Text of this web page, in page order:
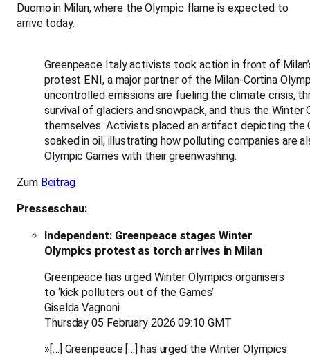
Duomo in Milan, where the Olympic flame is expected to
arrive today.
Greenpeace Italy activists took action in front of
protest ENI, a major partner of the Milan-Cortina
uncontrolled emissions are fueling the climate crisis,
survival of glaciers and snowpack, and thus the Winter
themselves. Activists placed an artifact depicting the
soaked in oil, illustrating how polluting companies are
Olympic Games with their greenwashing.
Zum Beitrag
Presseschau:
Independent: Greenpeace stages Winter
Olympics protest as torch arrives in Milan
Greenpeace has urged Winter Olympics organisers
to ‘kick polluters out of the Games’
Giselda Vagnoni
Thursday 05 February 2026 09:10 GMT
»[…] Greenpeace […] has urged the Winter Olympics